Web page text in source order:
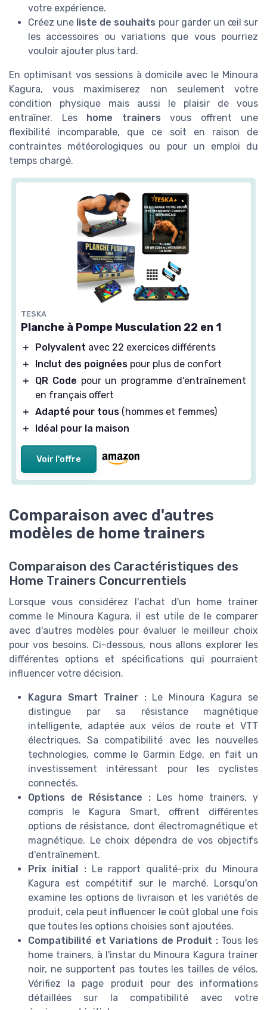
votre expérience.
Créez une liste de souhaits pour garder un œil sur
les accessoires ou variations que vous pourriez
vouloir ajouter plus tard.
En optimisant vos sessions à domicile avec le Minoura
Kagura, vous maximiserez non seulement votre
condition physique mais aussi le plaisir de vous
entraîner. Les home trainers vous offrent une
flexibilité incomparable, que ce soit en raison de
contraintes météorologiques ou pour un emploi du
temps chargé.
TESKA
Planche à Pompe Musculation 22 en 1
＋ Polyvalent avec 22 exercices différents
＋
Inclut des poignées pour plus de confort
＋
QR Code pour un programme d'entraînement
en français offert
＋ Adapté pour tous (hommes et femmes)
＋
Idéal pour la maison
Voir l'offre
Comparaison avec d'autres
modèles de home trainers
Comparaison des Caractéristiques des
Home Trainers Concurrentiels
Lorsque vous considérez l'achat d'un home trainer
comme le Minoura Kagura, il est utile de le comparer
avec d'autres modèles pour évaluer le meilleur choix
pour vos besoins. Ci-dessous, nous allons explorer les
différentes options et spécifications qui pourraient
influencer votre décision.
Kagura Smart Trainer :Le Minoura Kagura se
distingue par sa résistance magnétique
intelligente, adaptée aux vélos de route et VTT
électriques. Sa compatibilité avec les nouvelles
technologies, comme le Garmin Edge, en fait un
investissement intéressant pour les cyclistes
connectés.
Options de Résistance : Les home trainers, y
compris le Kagura Smart, offrent différentes
options de résistance, dont électromagnétique et
magnétique. Le choix dépendra de vos objectifs
d'entraînement.
Prix initial :Le rapport qualité-prix du Minoura
Kagura est compétitif sur le marché. Lorsqu'on
examine les options de livraison et les variétés de
produit, cela peut influencer le coût global une fois
que toutes les options choisies sont ajoutées.
Compatibilité et Variations de Produit :Tous les
home trainers, à l'instar du Minoura Kagura trainer
noir, ne supportent pas toutes les tailles de vélos.
Vérifiez la page produit pour des informations
détaillées sur la compatibilité avec votre